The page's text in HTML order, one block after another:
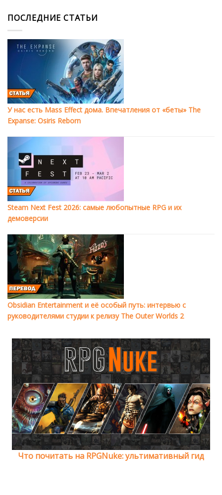
ПОСЛЕДНИЕ СТАТЬИ
У нас есть Mass Effect дома. Впечатления от «беты» The
Expanse: Osiris Reborn
Steam Next Fest 2026: самые любопытные RPG и их
демоверсии
Obsidian Entertainment и её особый путь: интервью с
руководителями студии к релизу The Outer Worlds 2
Что почитать на RPGNuke: ультимативный гид